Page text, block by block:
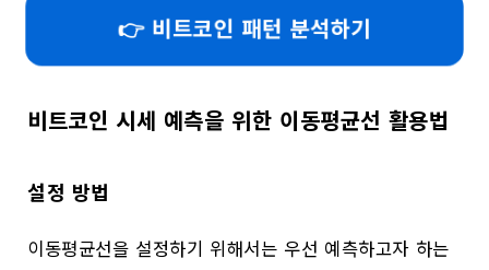
👉 비트코인 패턴 분석하기
비트코인 시세 예측을 위한 이동평균선 활용법
설정 방법
이동평균선을 설정하기 위해서는 우선 예측하고자 하는